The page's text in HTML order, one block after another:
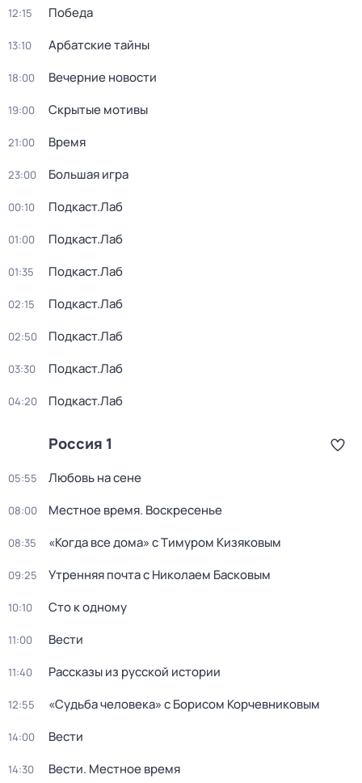
12:15 Победа
13:10 Арбатские тайны
18:00 Вечерние новости
19:00 Скрытые мотивы
21:00 Время
23:00 Большая игра
00:10 Подкаст.Лаб
01:00 Подкаст.Лаб
01:35 Подкаст.Лаб
02:15 Подкаст.Лаб
02:50 Подкаст.Лаб
03:30 Подкаст.Лаб
04:20 Подкаст.Лаб
Россия 1
05:55 Любовь на сене
08:00 Местное время. Воскресенье
08:35 «Когда все дома» с Тимуром Кизяковым
09:25 Утренняя почта с Николаем Басковым
10:10 Сто к одному
11:00 Вести
11:40 Рассказы из русской истории
12:55 «Судьба человека» с Борисом Корчевниковым
14:00 Вести
14:30 Вести. Местное время